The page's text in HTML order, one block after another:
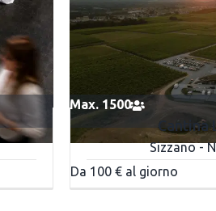
Max. 1500
Cantina
Sizzano -
Da 100 € al giorno